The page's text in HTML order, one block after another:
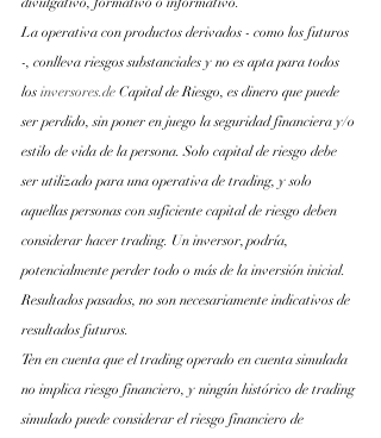
La operativa con productos derivados - como los futuros
-, conlleva riesgos substanciales y no es apta para todos
los inversores.de Capital de Riesgo, es dinero que puede
ser perdido, sin poner en juego la seguridad financiera y/o
estilo de vida de la persona. Solo capital de riesgo debe
ser utilizado para una operativa de trading, y solo
aquellas personas con suficiente capital de riesgo deben
considerar hacer trading. Un inversor, podría,
potencialmente perder todo o más de la inversión inicial.
Resultados pasados, no son necesariamente indicativos de
resultados futuros.
Ten en cuenta que el trading operado en cuenta simulada
no implica riesgo financiero, y ningún histórico de trading
simulado puede considerar el riesgo financiero de